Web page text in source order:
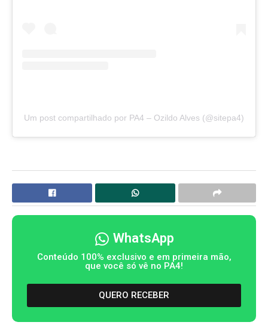
Um post compartilhado por PA4 – Ozildo Alves (@sitepa4)
WhatsApp
Conteúdo 100% exclusivo e em primeira mão,
que você só vê no PA4!
QUERO RECEBER